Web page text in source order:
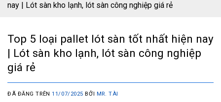
nay | Lót sàn kho lạnh, lót sàn công nghiệp giá rẻ
Top 5 loại pallet lót sàn tốt nhất hiện nay
| Lót sàn kho lạnh, lót sàn công nghiệp
giá rẻ
ĐÃ ĐĂNG TRÊN11/07/2025 BỞI MR. TÀI